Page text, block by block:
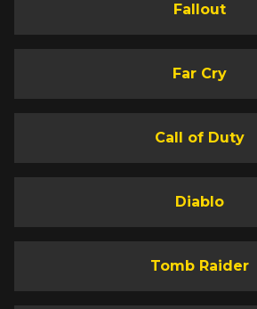
Fallout
Far Cry
Call of Duty
Diablo
Tomb Raider